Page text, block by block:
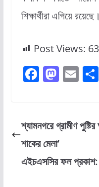
শিক্ষার্থীরা এগিয়ে রয়েছে।
Post Views:
F
e
b
o
o
M
o
d
o
n
E
l
S
শ্যামনগরে গ্রামীণ
শাকের মেলা’
এইচএসসির ফল প্রকাশ: